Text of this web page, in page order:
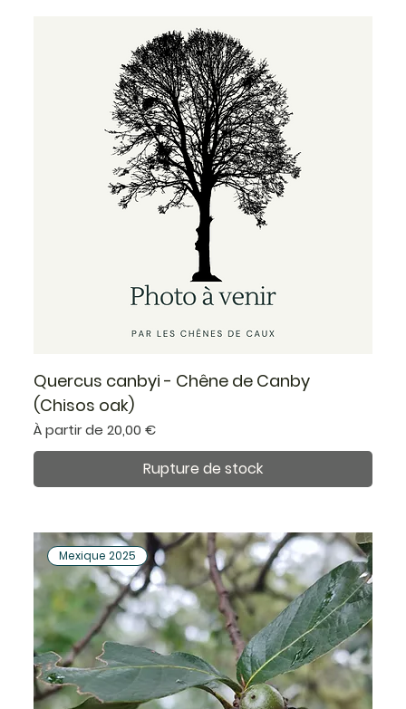
Quercus canbyi - Chêne de Canby
(Chisos oak)
À partir de20,00 €
Prix promotionnel
Rupture de stock
Mexique 2025